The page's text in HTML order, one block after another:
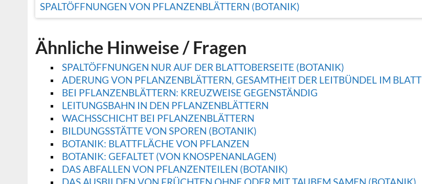
SPALTÖFFNUNGEN VON PFLANZENBLÄTTERN (BOTANIK)
Ähnliche Hinweise / Fragen
SPALTÖFFNUNGEN NUR AUF DER BLATTOBERSEITE (BOTANIK)
ADERUNG VON PFLANZENBLÄTTERN, GESAMTHEIT DER LEITBÜNDEL IM BLATT
BEI PFLANZENBLÄTTERN: KREUZWEISE GEGENSTÄNDIG
LEITUNGSBAHN IN DEN PFLANZENBLÄTTERN
WACHSSCHICHT BEI PFLANZENBLÄTTERN
BILDUNGSSTÄTTE VON SPOREN (BOTANIK)
BOTANIK: BLATTFLÄCHE VON PFLANZEN
BOTANIK: GEFALTET (VON KNOSPENANLAGEN)
DAS ABFALLEN VON PFLANZENTEILEN (BOTANIK)